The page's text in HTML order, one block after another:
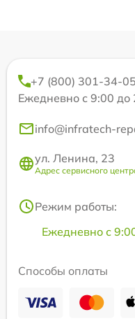
+7 (800) 301-34-05
Ежедневно с 9:00 до
info@infratech-
ул. Ленина, 23
Адрес сервисного
Режим работы:
Ежедневно с
Способы оплаты